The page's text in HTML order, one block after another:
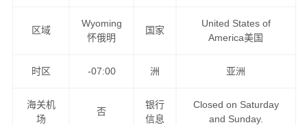
区域
Wyoming
怀俄明
国家
United States of
America美国
时区 -07:00 洲 亚洲
海关机
场
否
银行
信息
Closed on Saturday
and Sunday.